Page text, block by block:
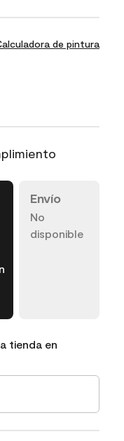
de pintura
Envío
No
disponible
tienda en